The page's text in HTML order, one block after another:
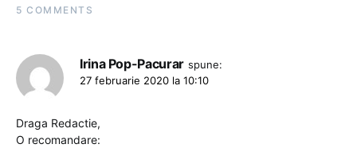
5 COMMENTS
Irina Pop-Pacurar spune:
27 februarie 2020 la 10:10
Draga Redactie,
O recomandare: